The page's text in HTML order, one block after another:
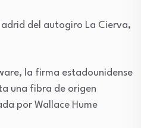
del autogiro La Cierva,
la firma estadounidense
una fibra de origen
por Wallace Hume